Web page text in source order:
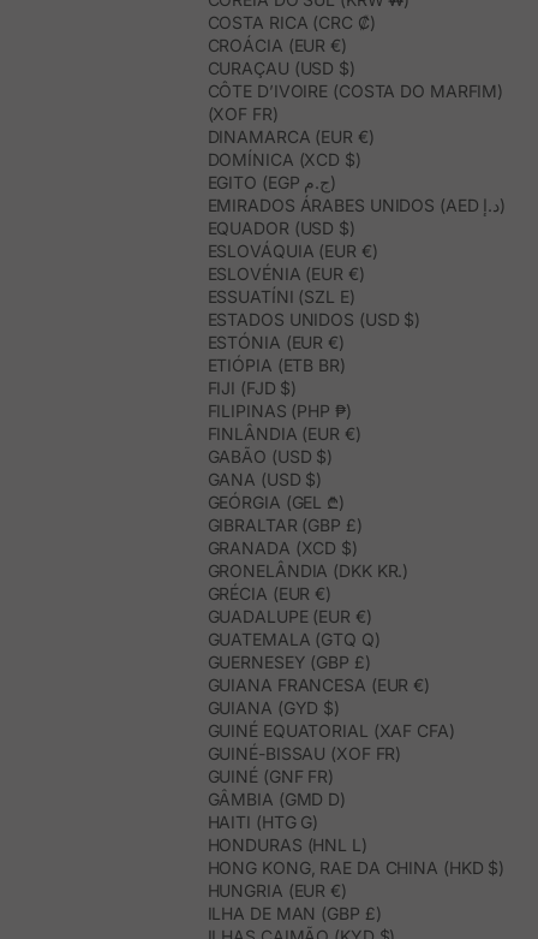
COSTA RICA (CRC ₡)
CROÁCIA (EUR €)
CURAÇAU (USD $)
CÔTE D’IVOIRE (COSTA DO MARFIM)
(XOF FR)
DINAMARCA (EUR €)
DOMÍNICA (XCD $)
EGITO (EGP ج.م)
EMIRADOS ÁRABES UNIDOS (AED د.إ)
EQUADOR (USD $)
ESLOVÁQUIA (EUR €)
ESLOVÉNIA (EUR €)
ESSUATÍNI (SZL E)
ESTADOS UNIDOS (USD $)
ESTÓNIA (EUR €)
ETIÓPIA (ETB BR)
FIJI (FJD $)
FILIPINAS (PHP ₱)
FINLÂNDIA (EUR €)
GABÃO (USD $)
GANA (USD $)
GEÓRGIA (GEL ₾)
GIBRALTAR (GBP £)
GRANADA (XCD $)
GRONELÂNDIA (DKK KR.)
GRÉCIA (EUR €)
GUADALUPE (EUR €)
GUATEMALA (GTQ Q)
GUERNESEY (GBP £)
GUIANA FRANCESA (EUR €)
GUIANA (GYD $)
GUINÉ EQUATORIAL (XAF CFA)
GUINÉ-BISSAU (XOF FR)
GUINÉ (GNF FR)
GÂMBIA (GMD D)
HAITI (HTG G)
HONDURAS (HNL L)
HONG KONG, RAE DA CHINA (HKD $)
HUNGRIA (EUR €)
ILHA DE MAN (GBP £)